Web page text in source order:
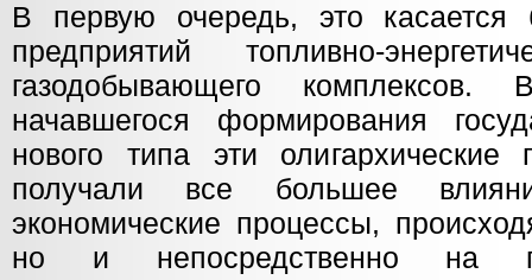
В первую очередь, это касается
предприятий топливно-
газодобывающего комплексов.
начавшегося формирования
нового типа эти
получали все большее
экономические процессы,
но и непосредственно на